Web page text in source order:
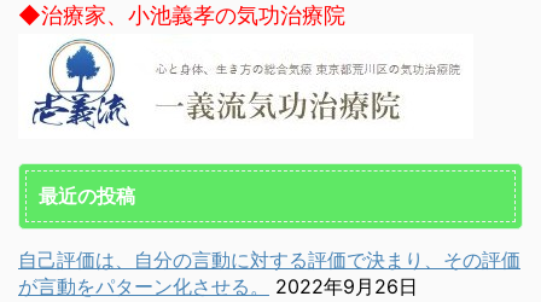
◆治療家、小池義孝の気功治療院
最近の投稿
自己評価は、自分の言動に対する評価で決まり、その評価
が言動をパターン化させる。
2022年9月26日